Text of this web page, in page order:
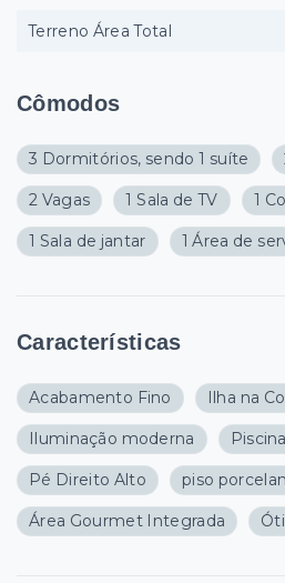
Cômodos
3 Dormitórios, sendo 1 suíte
2 Vagas 1 Sala de TV 1
1 Sala de jantar 1 Área de
Características
Acabamento Fino Ilha na
Iluminação moderna
Pé Direito Alto piso
Área Gourmet Integrada
Terreno Área Total